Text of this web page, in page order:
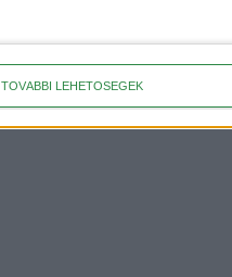
TOVÁBBI LEHETŐSÉGEK